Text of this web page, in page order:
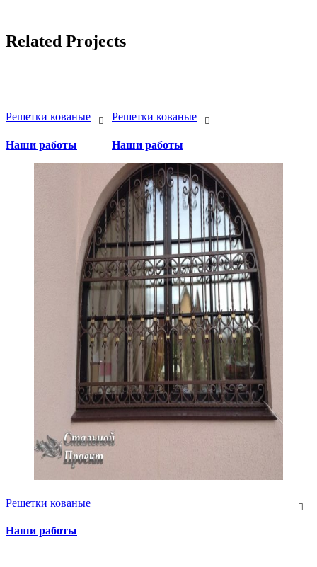
Related Projects
Решетки кованые
Наши работы
Решетки кованые
Наши работы
Решетки кованые
Наши работы